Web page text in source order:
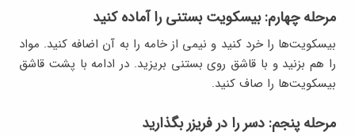
مرحله چهارم: بیسکویت بستنی را آماده کنید
بیسکویت‌ها را خرد کنید و نیمی از خامه را به آن اضافه کنید. مواد
را هم بزنید و با قاشق روی بستنی بریزید. در ادامه با پشت قاشق
بیسکویت‌ها را صاف کنید.
مرحله پنجم: دسر را در فریزر بگذارید